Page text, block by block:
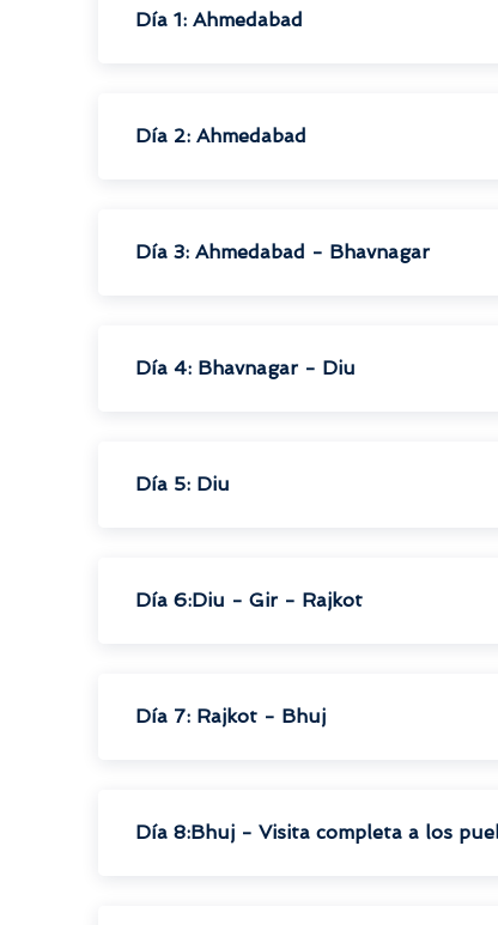
Día 1: Ahmedabad
Día 2: Ahmedabad
Día 3: Ahmedabad - Bhavnagar
Día 4: Bhavnagar - Diu
Día 5: Diu
Día 6:Diu - Gir - Rajkot
Día 7: Rajkot - Bhuj
Día 8:Bhuj - Visita completa a los